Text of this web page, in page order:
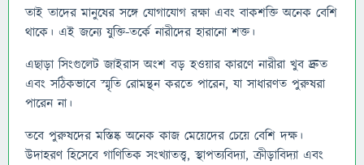
তাই তাদের মানুষের সঙ্গে যোগাযোগ রক্ষা এবং বাকশক্তি অনেক বেশি
থাকে। এই জন্যে যুক্তি-তর্কে নারীদের হারানো শক্ত।
এছাড়া সিংগুলেট জাইরাস অংশ বড় হওয়ার কারণে নারীরা খুব দ্রুত
এবং সঠিকভাবে স্মৃতি রোমন্থন করতে পারেন, যা সাধারণত পুরুষরা
পারেন না।
তবে পুরুষদের মস্তিষ্ক অনেক কাজ মেয়েদের চেয়ে বেশি দক্ষ।
উদাহরণ হিসেবে গাণিতিক সংখ্যাতত্ত্ব, স্থাপত্যবিদ্যা, ক্রীড়াবিদ্যা এবং